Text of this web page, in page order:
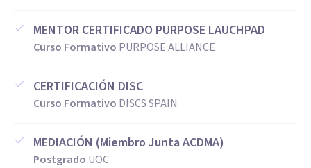
MENTOR CERTIFICADO PURPOSE LAUCHPAD
Curso Formativo PURPOSE ALLIANCE
CERTIFICACIÓN DISC
Curso Formativo DISCS SPAIN
MEDIACIÓN (Miembro Junta ACDMA)
Postgrado UOC